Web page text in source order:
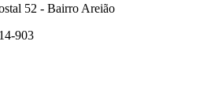
52 - Bairro Areião
903